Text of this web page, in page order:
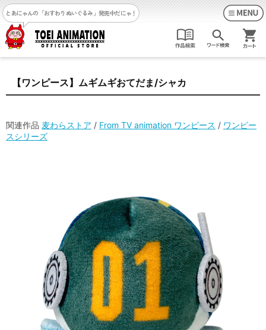
とあにゃんの「おすわりぬいぐるみ」発売中だにゃ！
【ワンピース】ムギムギおてだま/シャカ
関連作品 麦わらストア / From TV animation ワンピース / ワンピー
スシリーズ